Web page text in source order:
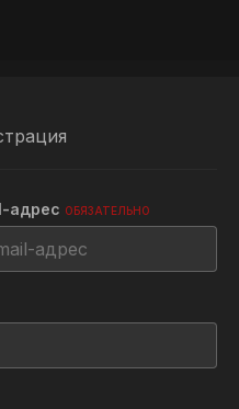
адрес ОБЯЗАТЕЛЬНО